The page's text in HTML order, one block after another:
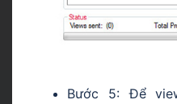
Bước 5: Để